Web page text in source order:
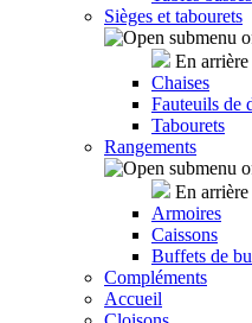
Sièges et tabourets
En arrière
Chaises
Fauteuils de
Tabourets
Rangements
En arrière
Armoires
Caissons
Buffets de
Compléments
Accueil